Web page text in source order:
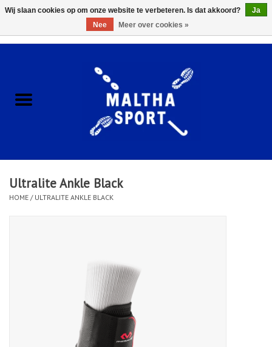
ACCESSOIRES/HARDWARE
KLEDING
CLUBSHOPS
Ultralite Ankle Black
HOME / ULTRALITE ANKLE BLACK
Wij slaan cookies op om onze website te verbeteren. Is dat akkoord?
Ja
Nee
Meer over cookies »